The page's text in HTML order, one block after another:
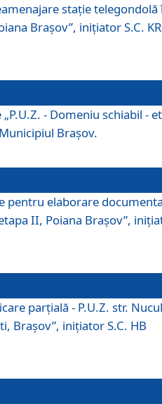
staţie telegondolă
Braşov”, iniţiator S.C.
- Domeniu schiabil -
Braşov.
pentru elaborare
II, Poiana Braşov”,
parţială - P.U.Z. str.
Braşov”, iniţiator S.C. HB